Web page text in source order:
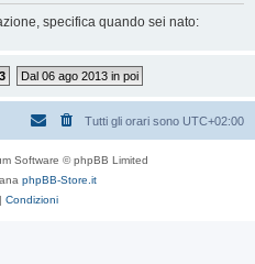
specifica quando sei nato:
Dal 06 ago 2013 in poi
Tutti gli orari sono UTC+02:00
Software © phpBB Limited
phpBB-Store.it
| Condizioni